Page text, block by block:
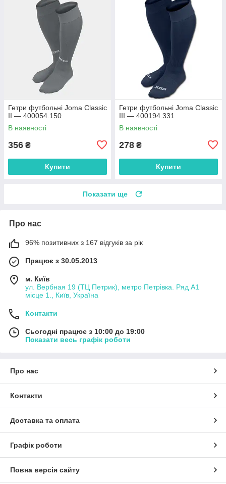
Гетри футбольні Joma Classic
II — 400054.150
В наявності
356 ₴
Купити
Гетри футбольні Joma Classic
III — 400194.331
В наявності
278 ₴
Купити
Показати ще
Про нас
96% позитивних з 167 відгуків за рік
Працює з 30.05.2013
м. Київ
ул. Вербная 19 (ТЦ Петрик), метро Петрівка. Ряд А1
місце 1., Київ, Україна
Контакти
Сьогодні працює з 10:00 до 19:00
Показати весь графік роботи
Про нас
Контакти
Доставка та оплата
Графік роботи
Повна версія сайту